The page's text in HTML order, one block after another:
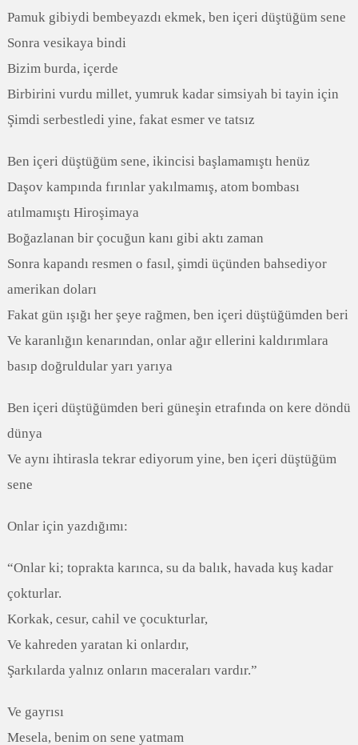
Pamuk gibiydi bembeyazdı ekmek, ben içeri düştüğüm sene
Sonra vesikaya bindi
Bizim burda, içerde
Birbirini vurdu millet, yumruk kadar simsiyah bi tayin için
Şimdi serbestledi yine, fakat esmer ve tatsız
Ben içeri düştüğüm sene, ikincisi başlamamıştı henüz
Daşov kampında fırınlar yakılmamış, atom bombası
atılmamıştı Hiroşimaya
Boğazlanan bir çocuğun kanı gibi aktı zaman
Sonra kapandı resmen o fasıl, şimdi üçünden bahsediyor
amerikan doları
Fakat gün ışığı her şeye rağmen, ben içeri düştüğümden beri
Ve karanlığın kenarından, onlar ağır ellerini kaldırımlara
basıp doğruldular yarı yarıya
Ben içeri düştüğümden beri güneşin etrafında on kere döndü
dünya
Ve aynı ihtirasla tekrar ediyorum yine, ben içeri düştüğüm
sene
Onlar için yazdığımı:
“Onlar ki; toprakta karınca, su da balık, havada kuş kadar
çokturlar.
Korkak, cesur, cahil ve çocukturlar,
Ve kahreden yaratan ki onlardır,
Şarkılarda yalnız onların maceraları vardır.”
Ve gayrısı
Mesela, benim on sene yatmam